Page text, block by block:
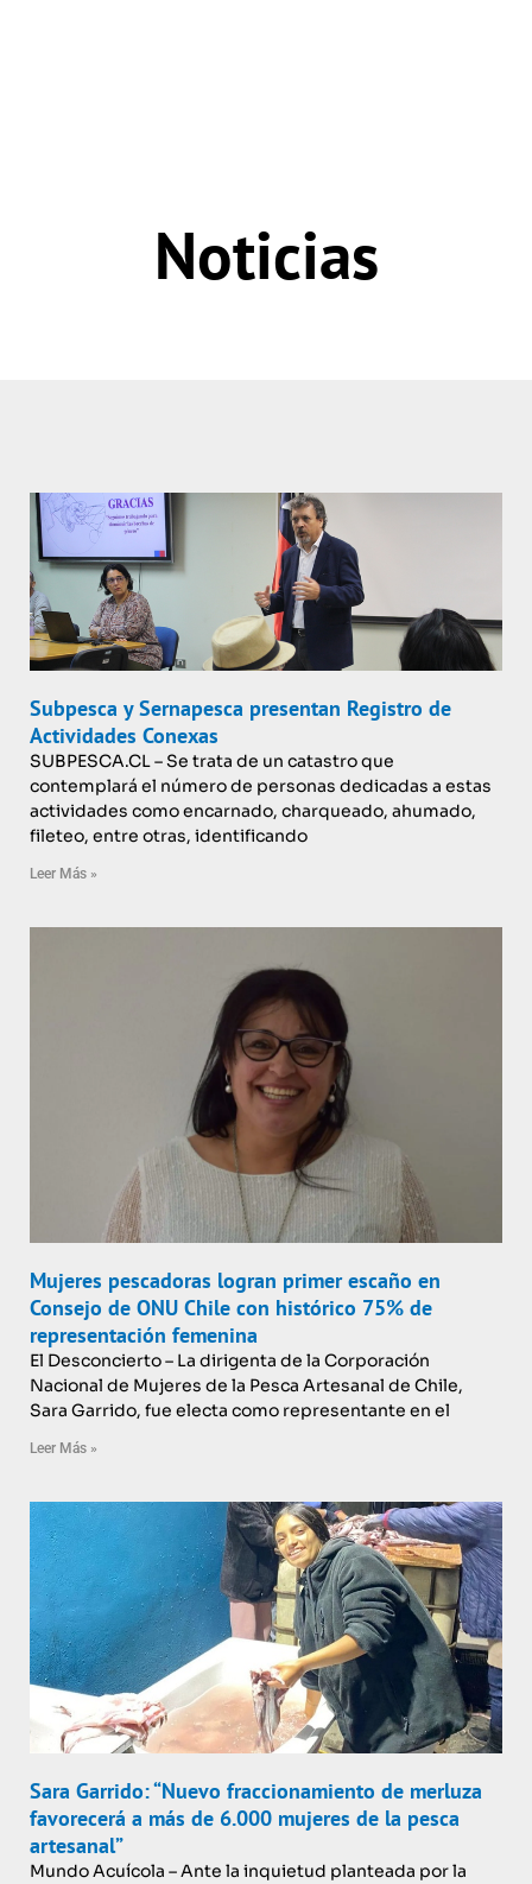
Noticias
Subpesca y Sernapesca presentan Registro de
Actividades Conexas
SUBPESCA.CL – Se trata de un catastro que
contemplará el número de personas dedicadas a estas
actividades como encarnado, charqueado, ahumado,
fileteo, entre otras, identificando
Leer Más »
Mujeres pescadoras logran primer escaño en
Consejo de ONU Chile con histórico 75% de
representación femenina
El Desconcierto – La dirigenta de la Corporación
Nacional de Mujeres de la Pesca Artesanal de Chile,
Sara Garrido, fue electa como representante en el
Leer Más »
Sara Garrido: “Nuevo fraccionamiento de merluza
favorecerá a más de 6.000 mujeres de la pesca
artesanal”
Mundo Acuícola – Ante la inquietud planteada por la